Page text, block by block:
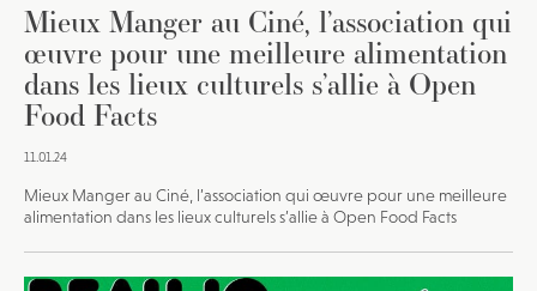
Mieux Manger au Ciné, l’association qui
œuvre pour une meilleure alimentation
dans les lieux culturels s’allie à Open
Food Facts
11.01.24
Mieux Manger au Ciné, l’association qui œuvre pour une meilleure
alimentation dans les lieux culturels s’allie à Open Food Facts